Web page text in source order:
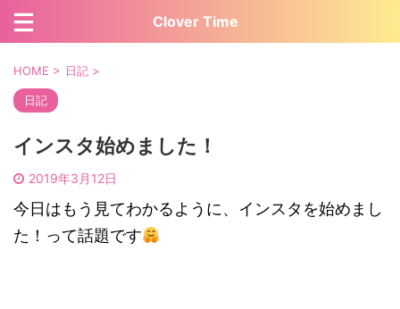
Clover Time
HOME > 日記 >
日記
インスタ始めました！
2019年3月12日
今日はもう見てわかるように、インスタを始めまし
た！って話題です